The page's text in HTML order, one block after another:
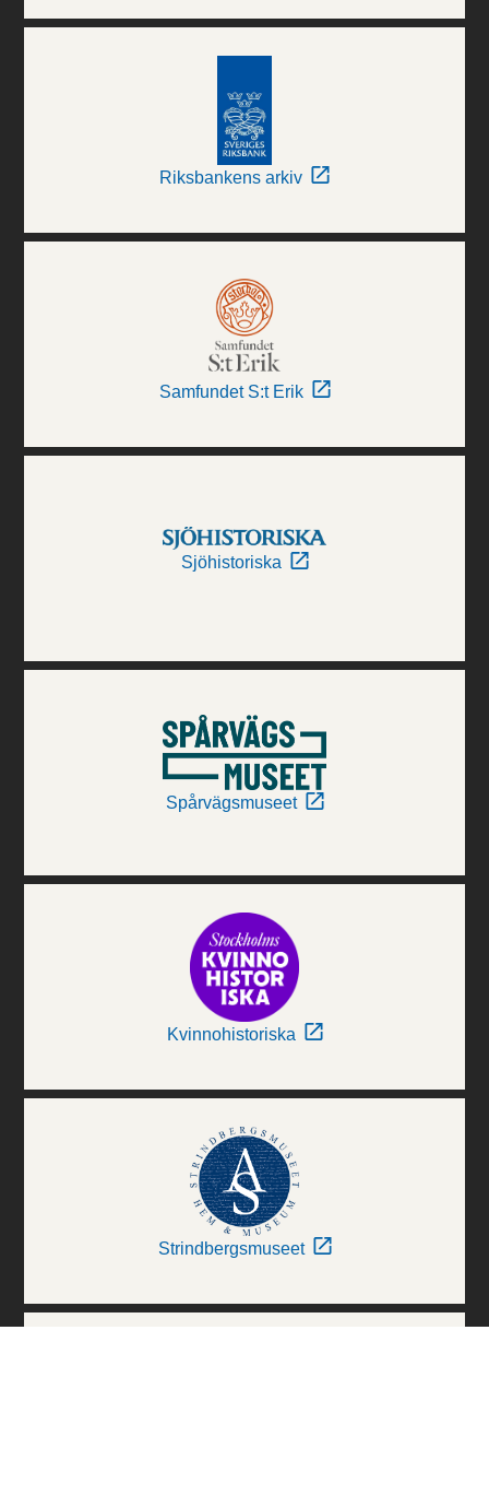
Riksbankens arkiv
Samfundet S:t Erik
Sjöhistoriska
Spårvägsmuseet
Kvinnohistoriska
Strindbergsmuseet